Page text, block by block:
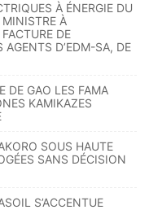
À ÉNERGIE DU
À
DE
AGENTS D’EDM-SA, DE
DE GAO LES FAMA
KAMIKAZES
SOUS HAUTE
SANS DÉCISION
S’ACCENTUE